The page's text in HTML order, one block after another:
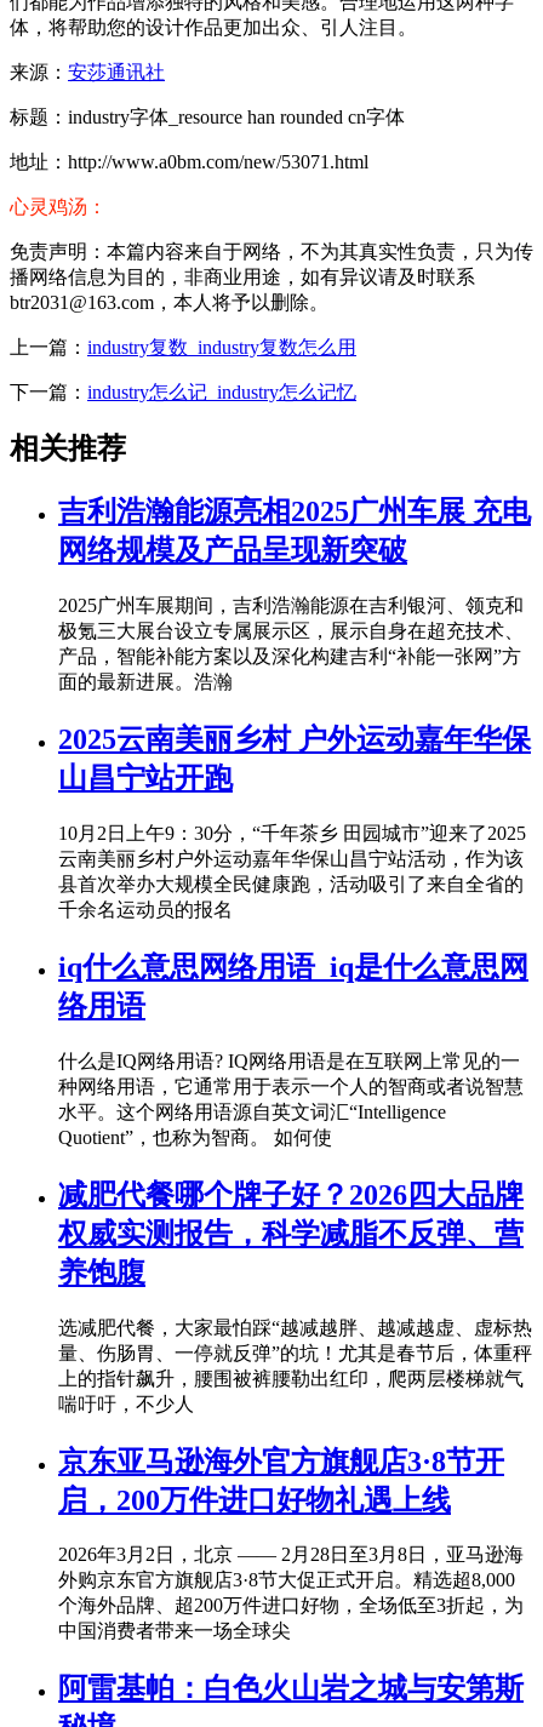
体，将帮助您的设计作品更加出众、引人注目。
来源： 安莎通讯社
标题：industry字体_resource han rounded cn字体
地址：http://www.a0bm.com/new/53071.html
心灵鸡汤：
免责声明：本篇内容来自于网络，不为其真实性负责，只为传
播网络信息为目的，非商业用途，如有异议请及时联系
btr2031@163.com，本人将予以删除。
上一篇： industry复数_industry复数怎么用
下一篇： industry怎么记_industry怎么记忆
相关推荐
吉利浩瀚能源亮相2025广州车展 充电
网络规模及产品呈现新突破
2025广州车展期间，吉利浩瀚能源在吉利银河、领克和
极氪三大展台设立专属展示区，展示自身在超充技术、
产品，智能补能方案以及深化构建吉利“补能一张网”方
面的最新进展。浩瀚
2025云南美丽乡村 户外运动嘉年华保
山昌宁站开跑
10月2日上午9：30分，“千年茶乡 田园城市”迎来了2025
云南美丽乡村户外运动嘉年华保山昌宁站活动，作为该
县首次举办大规模全民健康跑，活动吸引了来自全省的
千余名运动员的报名
iq什么意思网络用语_iq是什么意思网
络用语
什么是IQ网络用语? IQ网络用语是在互联网上常见的一
种网络用语，它通常用于表示一个人的智商或者说智慧
水平。这个网络用语源自英文词汇“Intelligence
Quotient”，也称为智商。 如何使
减肥代餐哪个牌子好？2026四大品牌
权威实测报告，科学减脂不反弹、营
养饱腹
选减肥代餐，大家最怕踩“越减越胖、越减越虚、虚标热
量、伤肠胃、一停就反弹”的坑！尤其是春节后，体重秤
上的指针飙升，腰围被裤腰勒出红印，爬两层楼梯就气
喘吁吁，不少人
京东亚马逊海外官方旗舰店3·8节开
启，200万件进口好物礼遇上线
2026年3月2日，北京 —— 2月28日至3月8日，亚马逊海
外购京东官方旗舰店3·8节大促正式开启。精选超8,000
个海外品牌、超200万件进口好物，全场低至3折起，为
中国消费者带来一场全球尖
阿雷基帕：白色火山岩之城与安第斯